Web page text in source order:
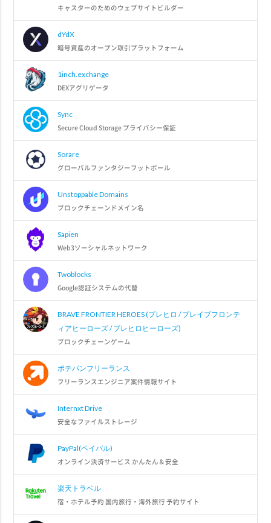
キャスターのためのウェブサイトビルダー
dYdX
暗号資産のオープン取引プラットフォーム
1inch.exchange
DEXアグリゲータ
Sync
Secure Cloud Storage プライバシー保証
Sorare
グローバルファンタジーフットボール
Unstoppable Domains
ブロックチェーンドメイン名
Sapien
Web3ソーシャルネットワーク
Twoblocks
Google認証システムの代替
BRAVE FRONTIER HEROES (ブレヒロ / ブレイブフロンテ
ィアヒーローズ / ブレヒロヒーローズ)
ブロックチェーンゲーム
ポテパンフリーランス
フリーランスエンジニア案件情報サイト
Internxt Drive
安全なファイルストレージ
PayPal(ペイパル)
オンライン決済サービス かんたん＆安全
楽天トラベル
宿・ホテル予約 国内旅行・海外旅行 予約サイト